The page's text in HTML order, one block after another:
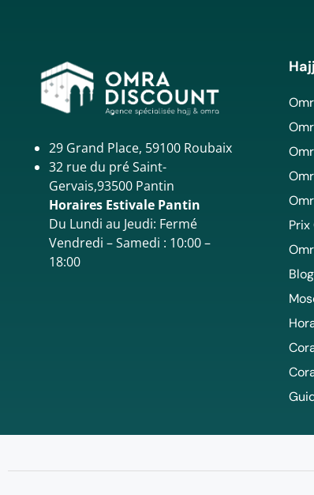
29 Grand Place, 59100 Roubaix
32 rue du pré Saint-
Gervais,93500 Pantin
Horaires Estivale Pantin
Du Lundi au Jeudi: Fermé
Vendredi – Samedi : 10:00 –
18:00
Prix
Blog